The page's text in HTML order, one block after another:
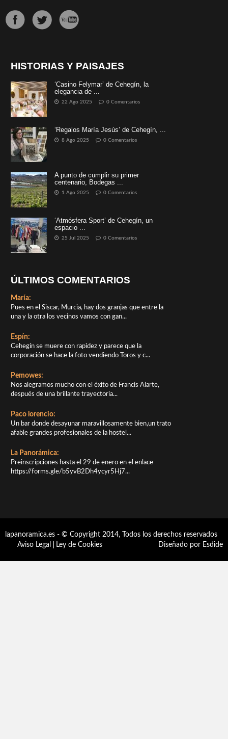
HISTORIAS Y PAISAJES
‘Casino Felymar’ de Cehegín, la
elegancia de ...
22 Ago 2025 0 Comentarios
‘Regalos María Jesús’ de Cehegín, ...
8 Ago 2025 0 Comentarios
A punto de cumplir su primer
centenario, Bodegas ...
1 Ago 2025 0 Comentarios
‘Atmósfera Sport’ de Cehegín, un
espacio ...
25 Jul 2025 0 Comentarios
ÚLTIMOS COMENTARIOS
María:
Pues en el Siscar, Murcia, hay dos granjas que entre la
una y la otra los vecinos vamos con gan...
Espín:
Cehegín se muere con rapidez y parece que la
corporación se hace la foto vendiendo Toros y c...
Pemowes:
Nos alegramos mucho con el éxito de Francis Alarte,
después de una brillante trayectoria...
Paco lorencio:
Un bar donde desayunar maravillosamente bien,un trato
afable grandes profesionales de la hostel...
La Panorámica:
Preinscripciones hasta el 29 de enero en el enlace
https://forms.gle/b5yvB2Dh4ycyr5Hj7...
lapanoramica.es - © Copyright 2014, Todos los derechos reservados
Aviso Legal
Ley de Cookies Diseñado por Esdide